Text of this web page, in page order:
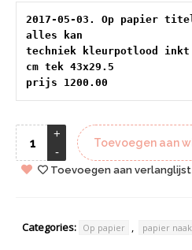
2017-05-03. Op papier titel
alles kan
techniek kleurpotlood inkt
cm tek 43x29.5
prijs 1200.00
Toevoegen aan
Toevoegen aan verlanglijst
Categories: Op papier , papier